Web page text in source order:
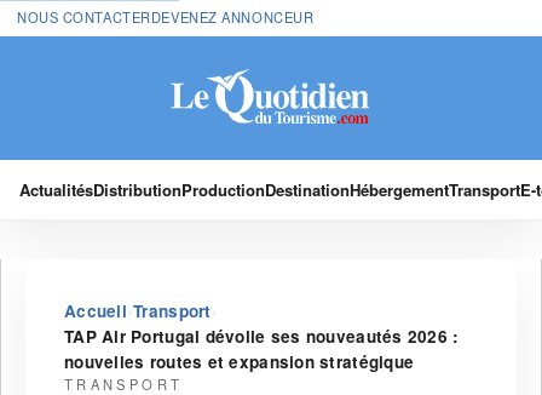
NOUS CONTACTERDEVENEZ ANNONCEUR
ActualitésDistributionProductionDestinationHébergementTransport
Accueil›Transport ›
TAP Air Portugal dévoile ses nouveautés 2026 :
nouvelles routes et expansion stratégique
TRANSPORT